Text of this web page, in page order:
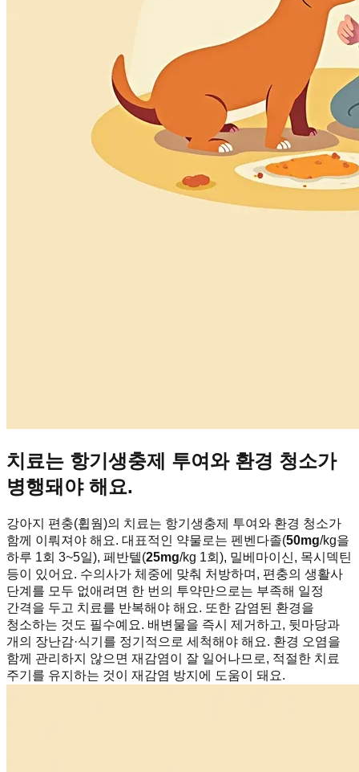
치료는 항기생충제 투여와 환경 청소가
병행돼야 해요.
강아지 편충(휩웜)의 치료는 항기생충제 투여와 환경 청소가
함께 이뤄져야 해요. 대표적인 약물로는 펜벤다졸(50mg/kg을
하루 1회 3~5일), 페반텔(25mg/kg 1회), 밀베마이신, 목시덱틴
등이 있어요. 수의사가 체중에 맞춰 처방하며, 편충의 생활사
단계를 모두 없애려면 한 번의 투약만으로는 부족해 일정
간격을 두고 치료를 반복해야 해요. 또한 감염된 환경을
청소하는 것도 필수예요. 배변물을 즉시 제거하고, 뒷마당과
개의 장난감·식기를 정기적으로 세척해야 해요. 환경 오염을
함께 관리하지 않으면 재감염이 잘 일어나므로, 적절한 치료
주기를 유지하는 것이 재감염 방지에 도움이 돼요.